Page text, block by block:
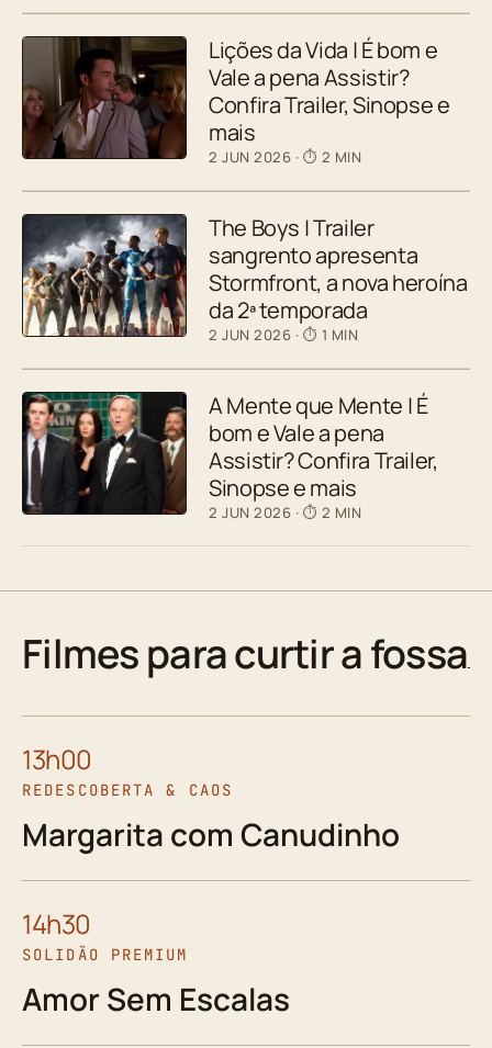
Lições da Vida | É bom e
Vale a pena Assistir?
Confira Trailer, Sinopse e
mais
2 JUN 2026 · ⏱ 2 MIN
The Boys | Trailer
sangrento apresenta
Stormfront, a nova heroína
da 2ª temporada
2 JUN 2026 · ⏱ 1 MIN
A Mente que Mente | É
bom e Vale a pena
Assistir? Confira Trailer,
Sinopse e mais
2 JUN 2026 · ⏱ 2 MIN
Filmes para curtir a fossa
13h00
REDESCOBERTA & CAOS
Margarita com Canudinho
14h30
SOLIDÃO PREMIUM
Amor Sem Escalas